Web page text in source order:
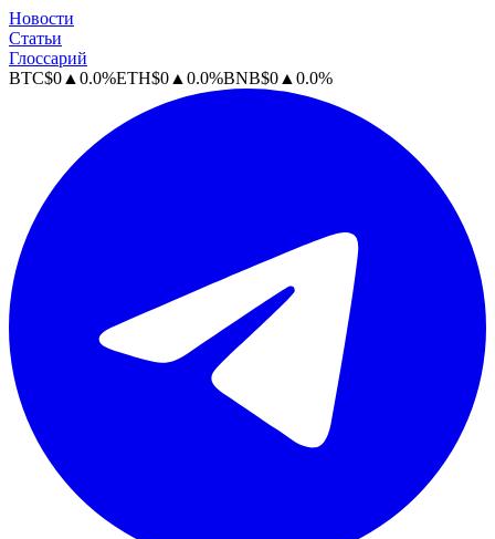
Новости
Статьи
Глоссарий
BTC$0 ▲ 0.0%ETH$0 ▲ 0.0%BNB$0 ▲ 0.0%